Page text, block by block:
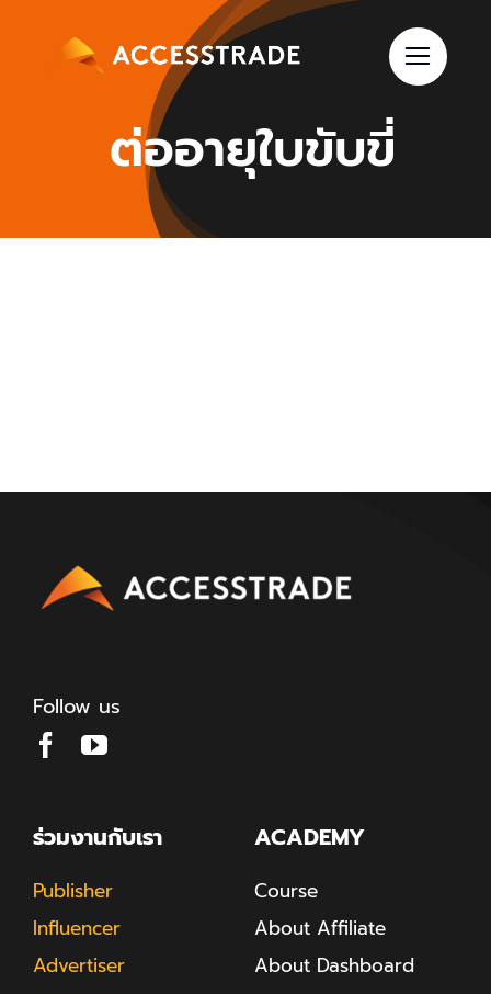
ต่ออายุใบขับขี่
Follow us
ร่วมงานกับเรา
Publisher
Influencer
Advertiser
ACADEMY
Course
About Affiliate
About Dashboard